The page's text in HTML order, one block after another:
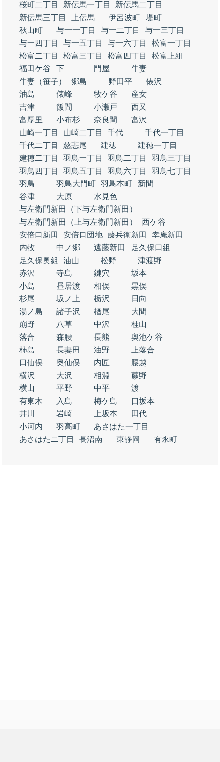
桜町二丁目
新伝馬一丁目
新伝馬二丁目
新伝馬三丁目
上伝馬 伊呂波町
堤町
秋山町
与一一丁目 与一二丁目
与一三丁目
与一四丁目
与一五丁目 与一六丁目
松富一丁目
松富二丁目
松富三丁目 松富四丁目
松富上組
福田ケ谷
下 門屋
牛妻
牛妻（笹子）
郷島 野田平
俵沢
油島
俵峰 牧ケ谷
産女
吉津
飯間 小瀬戸
西又
富厚里
小布杉 奈良間
富沢
山崎一丁目
山崎二丁目 千代
千代一丁目
千代二丁目
慈悲尾 建穂
建穂一丁目
建穂二丁目
羽鳥一丁目 羽鳥二丁目
羽鳥三丁目
羽鳥四丁目
羽鳥五丁目 羽鳥六丁目
羽鳥七丁目
羽鳥
羽鳥大門町 羽鳥本町
新間
谷津
大原
水見色
与左衛門新田（下与左衛門新田）
与左衛門新田（上与左衛門新田）
西ケ谷
安倍口新田
安倍口団地 藤兵衛新田
幸庵新田
内牧
中ノ郷 遠藤新田
足久保口組
足久保奥組
油山 松野
津渡野
赤沢
寺島 鍵穴
坂本
小島
昼居渡 相俣
黒俣
杉尾
坂ノ上 栃沢
日向
湯ノ島
諸子沢 楢尾
大間
崩野
八草 中沢
桂山
落合
森腰 長熊
奥池ケ谷
柿島
長妻田 油野
上落合
口仙俣
奥仙俣 内匠
腰越
横沢
大沢 相淵
蕨野
横山
平野 中平
渡
有東木
入島 梅ケ島
口坂本
井川
岩崎 上坂本
田代
小河内
羽高町
あさはた一丁目
あさはた二丁目
長沼南 東静岡 有永町